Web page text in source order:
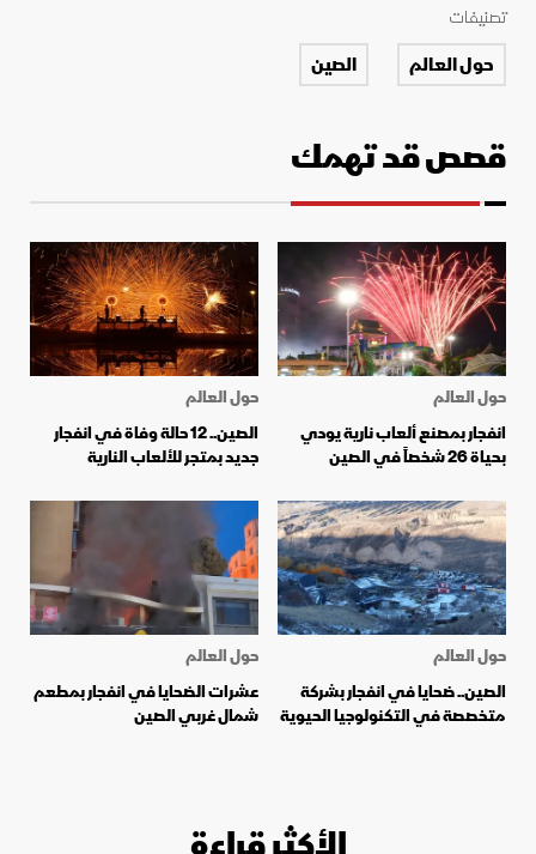
تصنيفات
حول العالم الصين
قصص قد تهمك
حول العالم
انفجار بمصنع ألعاب نارية يودي
بحياة 26 شخصاً في الصين
حول العالم
الصين.. 12 حالة وفاة في انفجار
جديد بمتجر للألعاب النارية
حول العالم
الصين.. ضحايا في انفجار بشركة
متخصصة في التكنولوجيا الحيوية
حول العالم
عشرات الضحايا في انفجار بمطعم
شمال غربي الصين